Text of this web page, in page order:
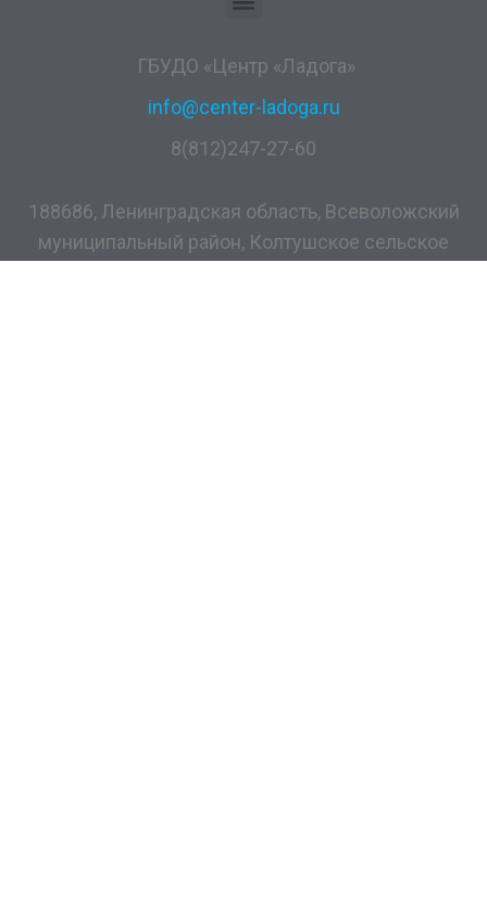
ГБУДО «Центр «Ладога»
info@center-ladoga.ru
8(812)247-27-60
188686, Ленинградская область, Всеволожский
муниципальный район, Колтушское сельское